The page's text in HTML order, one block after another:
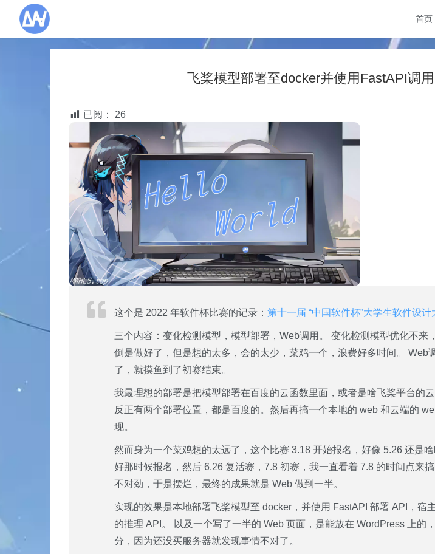
首页
飞桨模型部署至docker并使用FastAPI调用
已阅： 26
这个是 2022 年软件杯比赛的记录： 第十一届 “中国软件杯”大学生软件设
三个内容：变化检测模型，模型部署，Web调用。 变化检测模型优化不来
倒是做好了，但是想的太多，会的太少，菜鸡一个，浪费好多时间。 Web
了，就摸鱼到了初赛结束。
我最理想的部署是把模型部署在百度的云函数里面，或者是啥飞桨平台的
反正有两个部署位置，都是百度的。然后再搞一个本地的 web 和云端的
现。
然而身为一个菜鸡想的太远了，这个比赛 3.18 开始报名，好像 5.26 还是
好那时候报名，然后 6.26 复活赛，7.8 初赛，我一直看着 7.8 的时间点来
不对劲，于是摆烂，最终的成果就是 Web 做到一半。
实现的效果是本地部署飞桨模型至 docker，并使用 FastAPI 部署 API，宿
的推理 API。 以及一个写了一半的 Web 页面，是能放在 WordPress 上的
分，因为还没买服务器就发现事情不对了。